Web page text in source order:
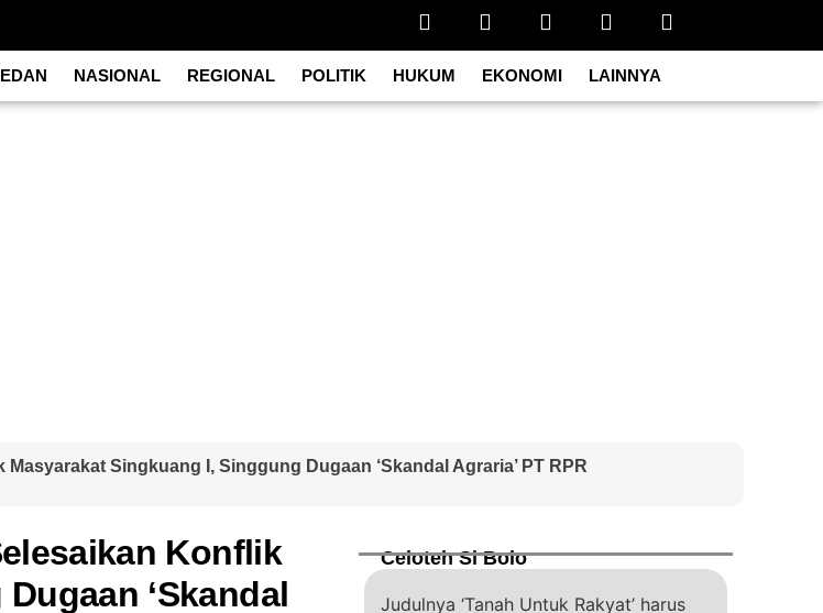
NASIONAL REGIONAL POLITIK HUKUM EKONOMI LAINNYA
Singkuang I, Singgung Dugaan ‘Skandal Agraria’ PT RPR
Konflik
‘Skandal
Celoteh Si Bolo
Judulnya ‘Tanah Untuk Rakyat’ harus